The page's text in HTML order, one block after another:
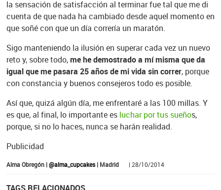
la sensación de satisfacción al terminar fue tal que me di
cuenta de que nada ha cambiado desde aquel momento en
que soñé con que un día correría un maratón.
Sigo manteniendo la ilusión en superar cada vez un nuevo
reto y, sobre todo,me he demostrado a mí misma que da
igual que me pasara 25 años de mi vida sin correr, porque
con constancia y buenos consejeros todo es posible.
Así que, quizá algún día, me enfrentaré a las 100 millas. Y
es que, al final, lo importante es luchar por tus sueños,
porque, si no lo haces, nunca se harán realidad.
Publicidad
Alma Obregón |@alma_cupcakes| Madrid | 28/10/2014